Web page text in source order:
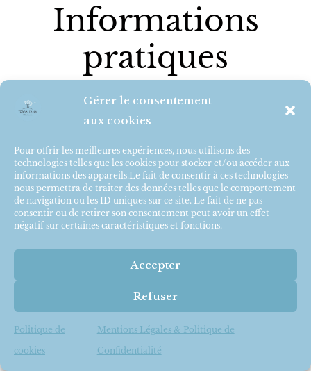
Gérer le consentement
aux cookies
Pour offrir les meilleures expériences, nous utilisons des
technologies telles que les cookies pour stocker et/ou accéder aux
informations des appareils.Le fait de consentir à ces technologies
nous permettra de traiter des données telles que le comportement
de navigation ou les ID uniques sur ce site. Le fait de ne pas
consentir ou de retirer son consentement peut avoir un effet
négatif sur certaines caractéristiques et fonctions.
Accepter
Refuser
Politique de
cookies
Mentions Légales & Politique de
Confidentialité
Informations
pratiques
En cabinet à Saumur
Mélissa vous reçoit sur rendez-vous dans
notre cabinet à Saumur.
Spécificité des massages
Séances adaptées aux femmes enceintes
avec une grossesse supérieur à 3 mois